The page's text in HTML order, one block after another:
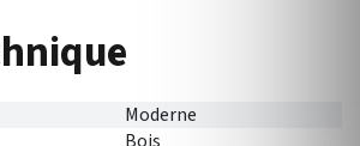
Moderne